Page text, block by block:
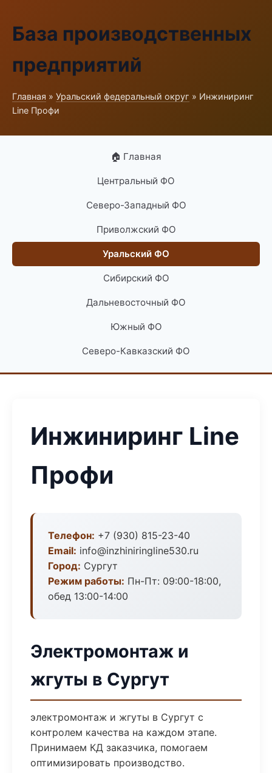
База производственных
предприятий
Главная » Уральский федеральный округ » Инжиниринг
Line Профи
🏠 Главная
Центральный ФО
Северо-Западный ФО
Приволжский ФО
Уральский ФО
Сибирский ФО
Дальневосточный ФО
Южный ФО
Северо-Кавказский ФО
Инжиниринг Line
Профи
Телефон: +7 (930) 815-23-40
Email: info@inzhiniringline530.ru
Город: Сургут
Режим работы: Пн-Пт: 09:00-18:00,
обед 13:00-14:00
Электромонтаж и
жгуты в Сургут
электромонтаж и жгуты в Сургут с
контролем качества на каждом этапе.
Принимаем КД заказчика, помогаем
оптимизировать производство.